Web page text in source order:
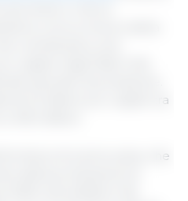
lento e che le
contribuirà a una
capite negli Stati Uniti.
periodo di proiezione.
di 2,2 libbre pro capite tra
49,4 libbre.
di carne suina, che
della produzione di
2020, dovrebbero far